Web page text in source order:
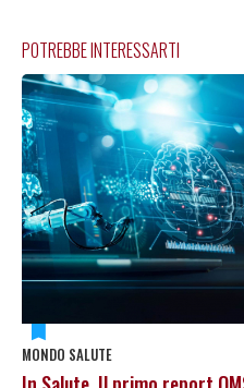
POTREBBE INTERESSARTI
MONDO SALUTE